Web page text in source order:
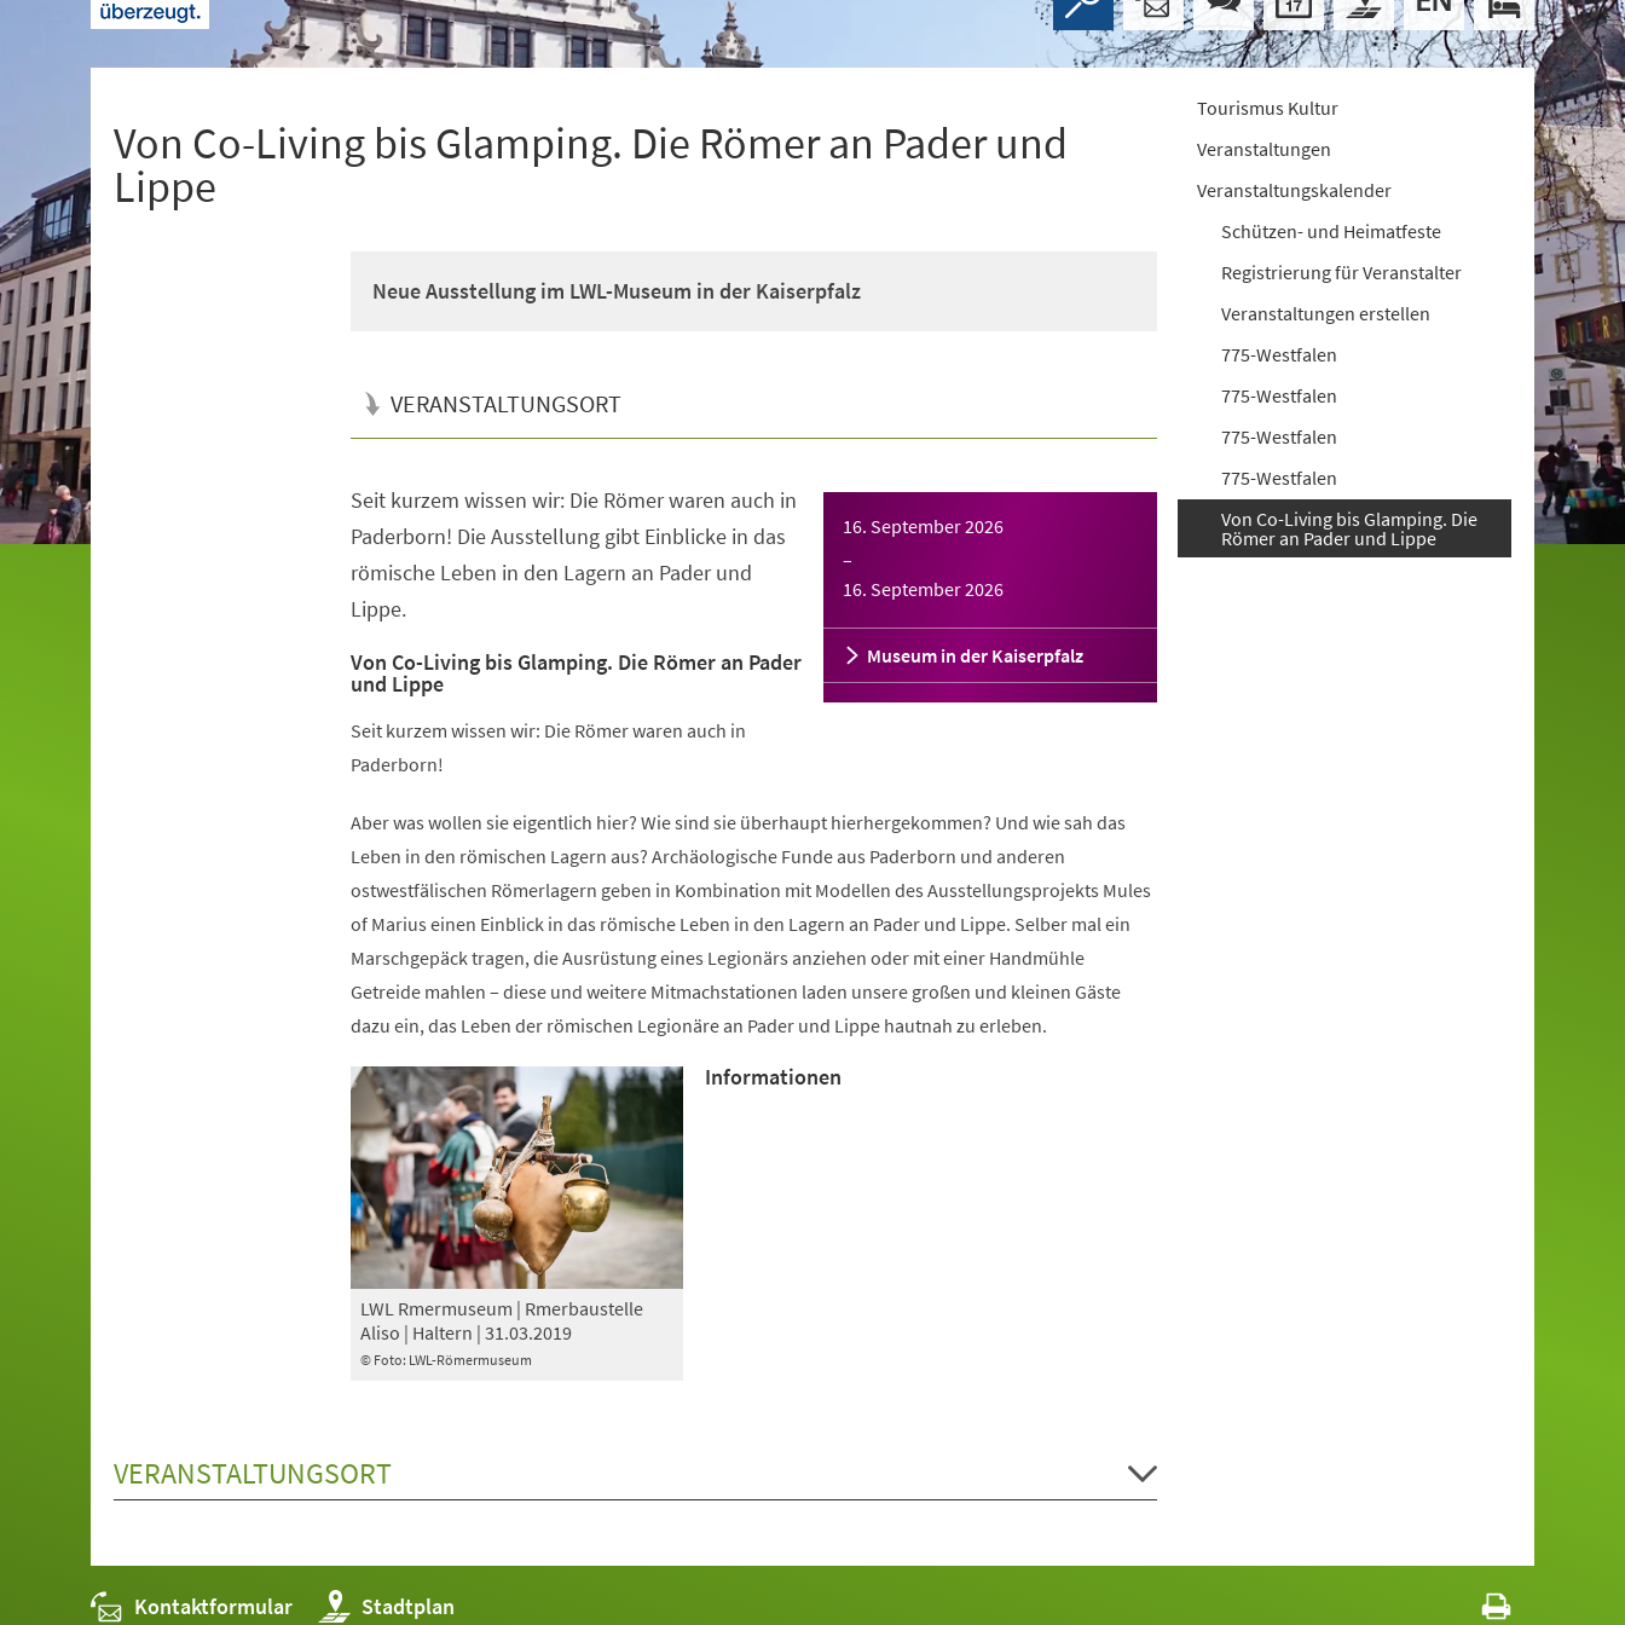
Von Co-Living bis Glamping. Die Römer an Pader und
Lippe
Neue Ausstellung im LWL-Museum in der Kaiserpfalz
VERANSTALTUNGSORT
16. September 2026
–
16. September 2026
Museum in der Kaiserpfalz
Seit kurzem wissen wir: Die Römer waren auch in
Paderborn! Die Ausstellung gibt Einblicke in das
römische Leben in den Lagern an Pader und
Lippe.
Von Co-Living bis Glamping. Die Römer an Pader
und Lippe
Seit kurzem wissen wir: Die Römer waren auch in
Paderborn!
Aber was wollen sie eigentlich hier? Wie sind sie überhaupt hierhergekommen? Und wie sah das
Leben in den römischen Lagern aus? Archäologische Funde aus Paderborn und anderen
ostwestfälischen Römerlagern geben in Kombination mit Modellen des Ausstellungsprojekts Mules
of Marius einen Einblick in das römische Leben in den Lagern an Pader und Lippe. Selber mal ein
Marschgepäck tragen, die Ausrüstung eines Legionärs anziehen oder mit einer Handmühle
Getreide mahlen – diese und weitere Mitmachstationen laden unsere großen und kleinen Gäste
dazu ein, das Leben der römischen Legionäre an Pader und Lippe hautnah zu erleben.
© Foto: LWL-Römermuseum
LWL Rmermuseum | Rmerbaustelle
Aliso | Haltern | 31.03.2019
Informationen
VERANSTALTUNGSORT
Tourismus Kultur
Veranstaltungen
Veranstaltungskalender
Schützen- und Heimatfeste
Registrierung für Veranstalter
Veranstaltungen erstellen
775-Westfalen
775-Westfalen
775-Westfalen
775-Westfalen
Von Co-Living bis Glamping. Die
Römer an Pader und Lippe
Kontaktformular Stadtplan
(Öffnet